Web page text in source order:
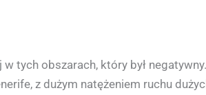
tych obszarach, który był
z dużym natężeniem ruchu